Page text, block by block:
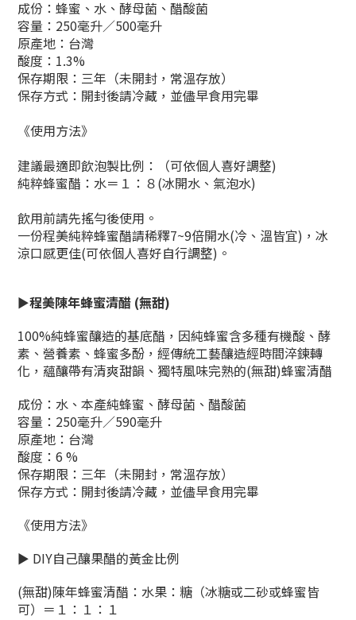
成份：蜂蜜、水、酵母菌、醋酸菌
容量：250毫升／500毫升
原產地：台灣
酸度：1.3%
保存期限：三年（未開封，常溫存放）
保存方式：開封後請冷藏，並儘早食用完畢
《使用方法》
建議最適即飲泡製比例 ：（可依個人喜好調整)
純粹蜂蜜醋：水＝１：８(冰開水、氣泡水)
飲用前請先搖勻後使用。
一份程美純粹蜂蜜醋請稀釋7~9倍開水(冷、溫皆宜)，冰
涼口感更佳(可依個人喜好自行調整)。
►程美陳年蜂蜜清醋 (無甜)
100%純蜂蜜釀造的基底醋，因純蜂蜜含多種有機酸、酵
素、營養素、蜂蜜多酚，經傳統工藝釀造經時間淬鍊轉
化，蘊釀帶有清爽甜韻、獨特風味完熟的(無甜)蜂蜜清醋
成份：水、本產純蜂蜜、酵母菌、醋酸菌
容量：250毫升／590毫升
原產地：台灣
酸度：6 %
保存期限：三年（未開封，常溫存放）
保存方式：開封後請冷藏，並儘早食用完畢
《使用方法》
► DIY自己釀果醋的黃金比例
(無甜)陳年蜂蜜清醋：水果：糖（冰糖或二砂或蜂蜜皆
可）＝１：１：１